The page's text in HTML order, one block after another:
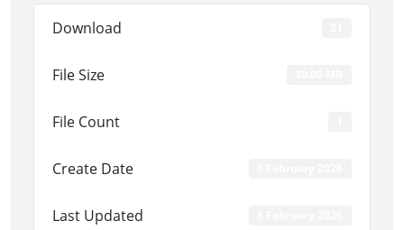
Download
File Size
File Count
Create Date
Last Updated